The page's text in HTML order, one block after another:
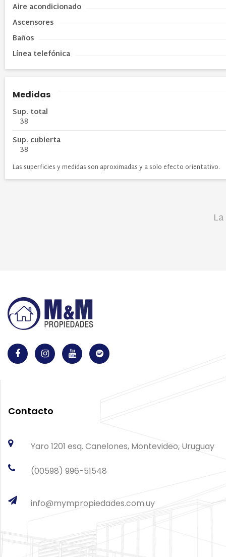
Aire acondicionado
Ascensores
Baños
Línea telefónica
Medidas
Sup. total
38
Sup. cubierta
38
Las superficies y medidas son aproximadas y a solo efecto orientativo.
Contacto
Yaro 1201 esq. Canelones, Montevideo, Uruguay
(00598) 996-51548
info@mympropiedades.com.uy